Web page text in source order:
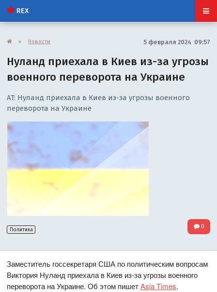
REX
» Новости 5 февраля 2024 09:57
Нуланд приехала в Киев из-за угрозы
военного переворота на Украине
AT: Нуланд приехала в Киев из-за угрозы военного
переворота на Украине
Политика 0
Заместитель госсекретаря США по политическим вопросам
Виктория Нуланд приехала в Киев из-за угрозы военного
переворота на Украине. Об этом пишетAsia Times.